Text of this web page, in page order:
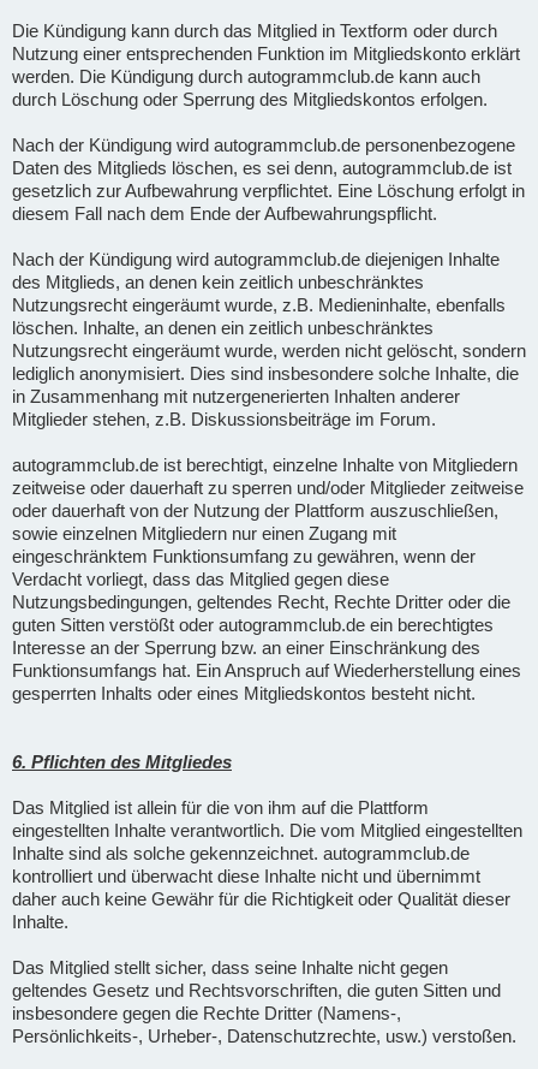
Die Kündigung kann durch das Mitglied in Textform oder durch
Nutzung einer entsprechenden Funktion im Mitgliedskonto erklärt
werden. Die Kündigung durch autogrammclub.de kann auch
durch Löschung oder Sperrung des Mitgliedskontos erfolgen.
Nach der Kündigung wird autogrammclub.de personenbezogene
Daten des Mitglieds löschen, es sei denn, autogrammclub.de ist
gesetzlich zur Aufbewahrung verpflichtet. Eine Löschung erfolgt in
diesem Fall nach dem Ende der Aufbewahrungspflicht.
Nach der Kündigung wird autogrammclub.de diejenigen Inhalte
des Mitglieds, an denen kein zeitlich unbeschränktes
Nutzungsrecht eingeräumt wurde, z.B. Medieninhalte, ebenfalls
löschen. Inhalte, an denen ein zeitlich unbeschränktes
Nutzungsrecht eingeräumt wurde, werden nicht gelöscht, sondern
lediglich anonymisiert. Dies sind insbesondere solche Inhalte, die
in Zusammenhang mit nutzergenerierten Inhalten anderer
Mitglieder stehen, z.B. Diskussionsbeiträge im Forum.
autogrammclub.de ist berechtigt, einzelne Inhalte von Mitgliedern
zeitweise oder dauerhaft zu sperren und/oder Mitglieder zeitweise
oder dauerhaft von der Nutzung der Plattform auszuschließen,
sowie einzelnen Mitgliedern nur einen Zugang mit
eingeschränktem Funktionsumfang zu gewähren, wenn der
Verdacht vorliegt, dass das Mitglied gegen diese
Nutzungsbedingungen, geltendes Recht, Rechte Dritter oder die
guten Sitten verstößt oder autogrammclub.de ein berechtigtes
Interesse an der Sperrung bzw. an einer Einschränkung des
Funktionsumfangs hat. Ein Anspruch auf Wiederherstellung eines
gesperrten Inhalts oder eines Mitgliedskontos besteht nicht.
6. Pflichten des Mitgliedes
Das Mitglied ist allein für die von ihm auf die Plattform
eingestellten Inhalte verantwortlich. Die vom Mitglied eingestellten
Inhalte sind als solche gekennzeichnet. autogrammclub.de
kontrolliert und überwacht diese Inhalte nicht und übernimmt
daher auch keine Gewähr für die Richtigkeit oder Qualität dieser
Inhalte.
Das Mitglied stellt sicher, dass seine Inhalte nicht gegen
geltendes Gesetz und Rechtsvorschriften, die guten Sitten und
insbesondere gegen die Rechte Dritter (Namens-,
Persönlichkeits-, Urheber-, Datenschutzrechte, usw.) verstoßen.